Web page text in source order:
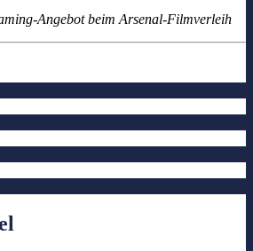
Angebot beim Arsenal-Filmverleih